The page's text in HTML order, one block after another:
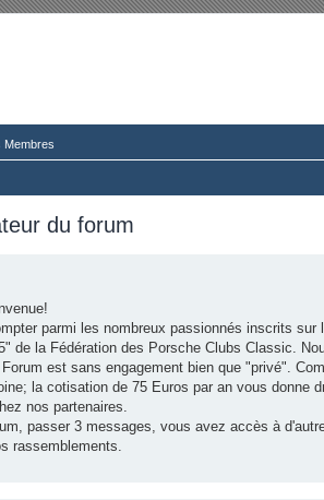
Membres
du forum
parmi les nombreux passionnés inscrits
de la Fédération des Porsche Clubs Classic.
est sans engagement bien que "privé".
la cotisation de 75 Euros par an vous donne
nos partenaires.
passer 3 messages, vous avez accès à
rassemblements.